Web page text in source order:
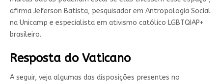
afirma Jeferson Batista, pesquisador em Antropologia Social
na Unicamp e especialista em ativismo católico LGBTQIAP+
brasileiro.
Resposta do Vaticano
A seguir, veja algumas das disposições presentes no